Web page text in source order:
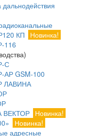
дальнодействия
КП
Новинка!
116
С
GSM-100
ЛАВИНА
ВЕКТОР Новинка!
Новинка!
адресные